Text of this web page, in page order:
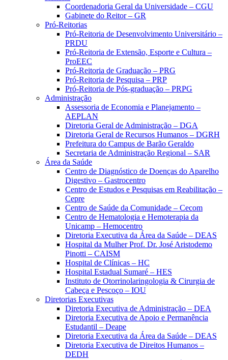
Coordenadoria Geral da Universidade – CGU
Gabinete do Reitor – GR
Pró-Reitorias
Pró-Reitoria de Desenvolvimento Universitário –
PRDU
Pró-Reitoria de Extensão, Esporte e Cultura –
ProEEC
Pró-Reitoria de Graduação – PRG
Pró-Reitoria de Pesquisa – PRP
Pró-Reitoria de Pós-graduação – PRPG
Administração
Assessoria de Economia e Planejamento –
AEPLAN
Diretoria Geral de Administração – DGA
Diretoria Geral de Recursos Humanos – DGRH
Prefeitura do Campus de Barão Geraldo
Secretaria de Administração Regional – SAR
Área da Saúde
Centro de Diagnóstico de Doenças do Aparelho
Digestivo – Gastrocentro
Centro de Estudos e Pesquisas em Reabilitação –
Cepre
Centro de Saúde da Comunidade – Cecom
Centro de Hematologia e Hemoterapia da
Unicamp – Hemocentro
Diretoria Executiva da Área da Saúde – DEAS
Hospital da Mulher Prof. Dr. José Aristodemo
Pinotti – CAISM
Hospital de Clínicas – HC
Hospital Estadual Sumaré – HES
Instituto de Otorrinolaringologia & Cirurgia de
Cabeça e Pescoço – IOU
Diretorias Executivas
Diretoria Executiva de Administração – DEA
Diretoria Executiva de Apoio e Permanência
Estudantil – Deape
Diretoria Executiva da Área da Saúde – DEAS
Diretoria Executiva de Direitos Humanos –
DEDH